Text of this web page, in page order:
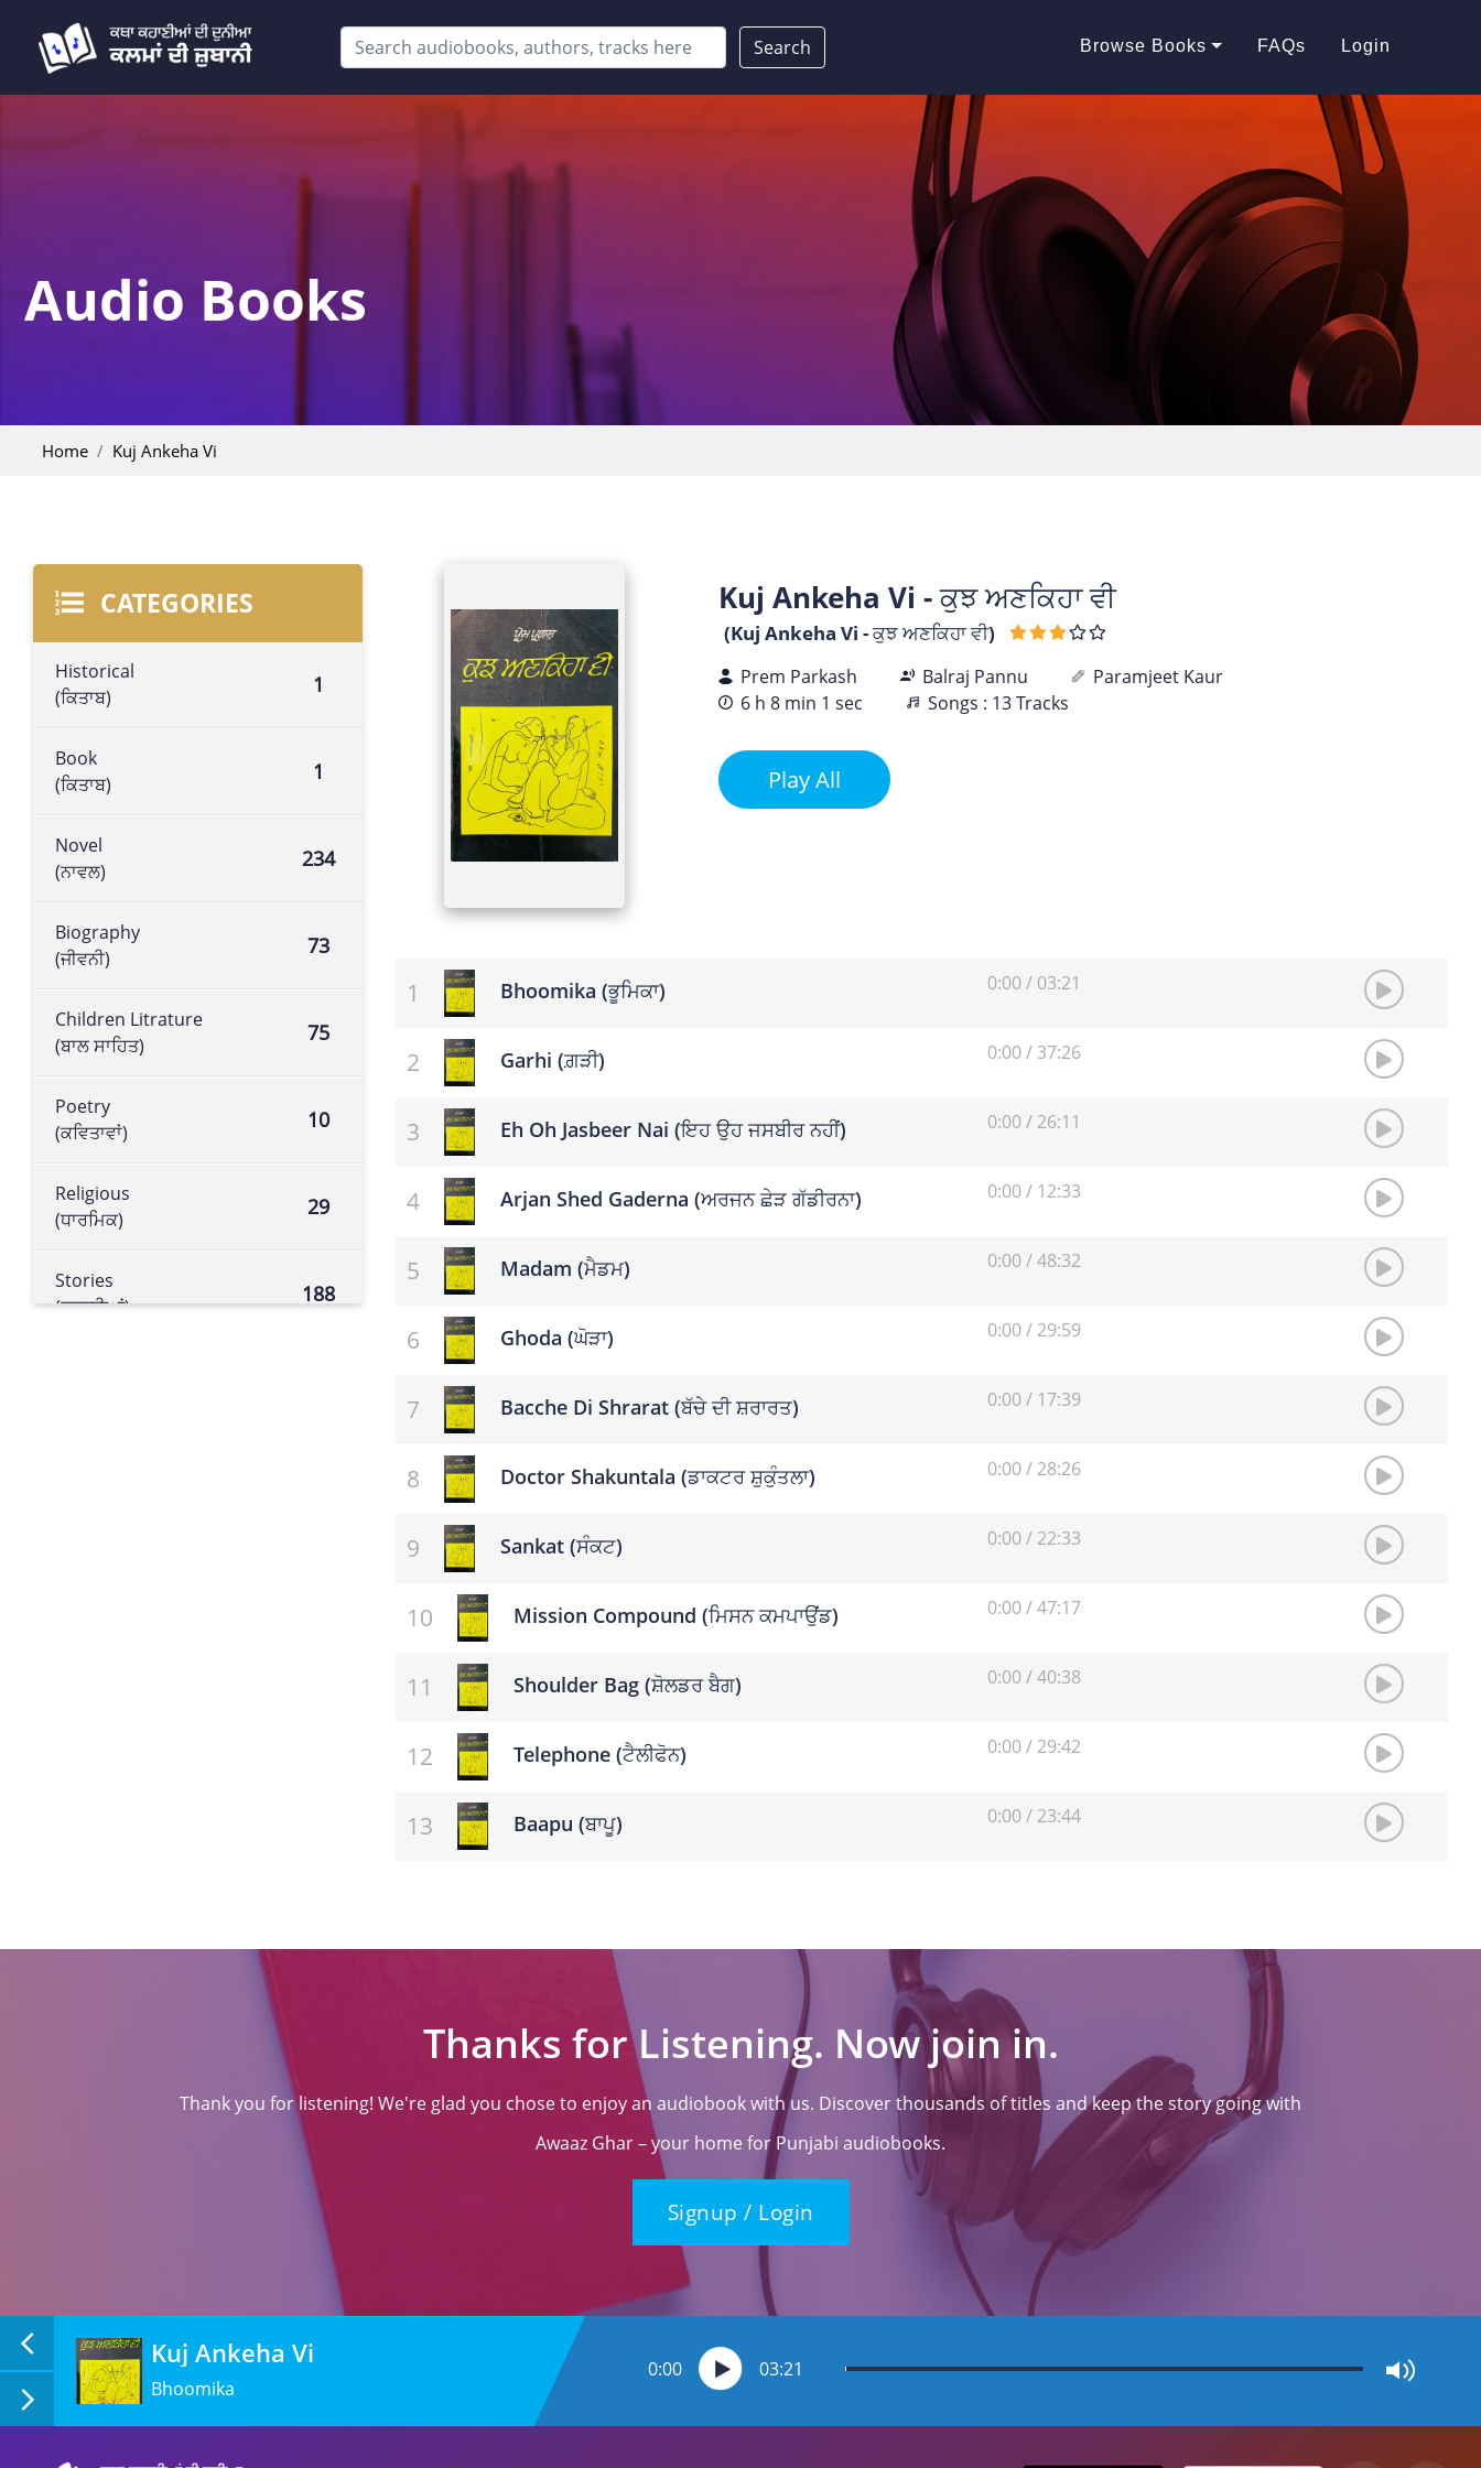
Search Browse Books FAQs Login
Audio Books
Home Kuj Ankeha Vi
CATEGORIES
Historical
(ਕਿਤਾਬ)
1
Book
(ਕਿਤਾਬ)
1
Novel
(ਨਾਵਲ)
234
Biography
(ਜੀਵਨੀ)
73
Children Litrature
(ਬਾਲ ਸਾਹਿਤ)
75
Poetry
(ਕਵਿਤਾਵਾਂ)
10
Religious
(ਧਾਰਮਿਕ)
29
Stories
(ਕਹਾਣੀਆਂ)
188
Kuj Ankeha Vi - ਕੁਝ ਅਣਕਿਹਾ ਵੀ
(Kuj Ankeha Vi - ਕੁਝ ਅਣਕਿਹਾ ਵੀ)
Prem Parkash Balraj Pannu
Paramjeet Kaur
6 h 8 min 1 sec
Songs : 13 Tracks
Play All
Bhoomika (ਭੂਮਿਕਾ) 0:00/ 03:21
Garhi (ਗ਼ੜੀ) 0:00/ 37:26
Eh Oh Jasbeer Nai (ਇਹ ਉਹ ਜਸਬੀਰ ਨਹੀਂ) 0:00/ 26:11
Arjan Shed Gaderna (ਅਰਜਨ ਛੇੜ ਗੱਡੀਰਨਾ) 0:00/ 12:33
Madam (ਮੈਡਮ) 0:00/48:32
Ghoda (ਘੋੜਾ) 0:00/ 29:59
Bacche Di Shrarat (ਬੱਚੇ ਦੀ ਸ਼ਰਾਰਤ) 0:00/ 17:39
Doctor Shakuntala (ਡਾਕਟਰ ਸ਼ੁਕੁੰਤਲਾ) 0:00/ 28:26
Sankat (ਸੰਕਟ) 0:00/ 22:33
Mission Compound (ਮਿਸਨ ਕਮਪਾਉਂਡ) 0:00/47:17
Shoulder Bag (ਸ਼ੋਲਡਰ ਬੈਗ) 0:00/40:38
Telephone (ਟੈਲੀਫੋਨ) 0:00/ 29:42
Baapu (ਬਾਪੂ) 0:00/ 23:44
Thanks for Listening. Now join in.
Thank you for listening! We're glad you chose to enjoy an audiobook with us. Discover thousands of titles and keep the story going with
Awaaz Ghar – your home for Punjabi audiobooks.
Signup / Login
Kuj Ankeha Vi
Bhoomika
0:00 03:21